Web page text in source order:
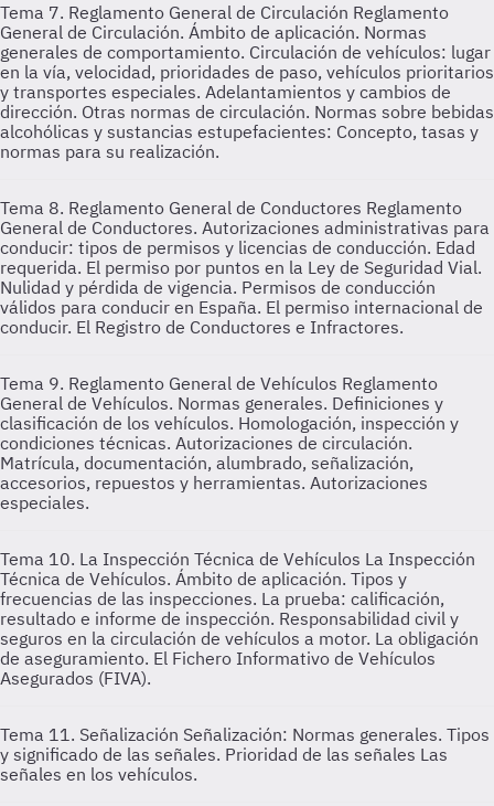
Tema 7. Reglamento General de Circulación Reglamento
General de Circulación. Ámbito de aplicación. Normas
generales de comportamiento. Circulación de vehículos: lugar
en la vía, velocidad, prioridades de paso, vehículos prioritarios
y transportes especiales. Adelantamientos y cambios de
dirección. Otras normas de circulación. Normas sobre bebidas
alcohólicas y sustancias estupefacientes: Concepto, tasas y
normas para su realización.
Tema 8. Reglamento General de Conductores Reglamento
General de Conductores. Autorizaciones administrativas para
conducir: tipos de permisos y licencias de conducción. Edad
requerida. El permiso por puntos en la Ley de Seguridad Vial.
Nulidad y pérdida de vigencia. Permisos de conducción
válidos para conducir en España. El permiso internacional de
conducir. El Registro de Conductores e Infractores.
Tema 9. Reglamento General de Vehículos Reglamento
General de Vehículos. Normas generales. Definiciones y
clasificación de los vehículos. Homologación, inspección y
condiciones técnicas. Autorizaciones de circulación.
Matrícula, documentación, alumbrado, señalización,
accesorios, repuestos y herramientas. Autorizaciones
especiales.
Tema 10. La Inspección Técnica de Vehículos La Inspección
Técnica de Vehículos. Ámbito de aplicación. Tipos y
frecuencias de las inspecciones. La prueba: calificación,
resultado e informe de inspección. Responsabilidad civil y
seguros en la circulación de vehículos a motor. La obligación
de aseguramiento. El Fichero Informativo de Vehículos
Asegurados (FIVA).
Tema 11. Señalización Señalización: Normas generales. Tipos
y significado de las señales. Prioridad de las señales Las
señales en los vehículos.